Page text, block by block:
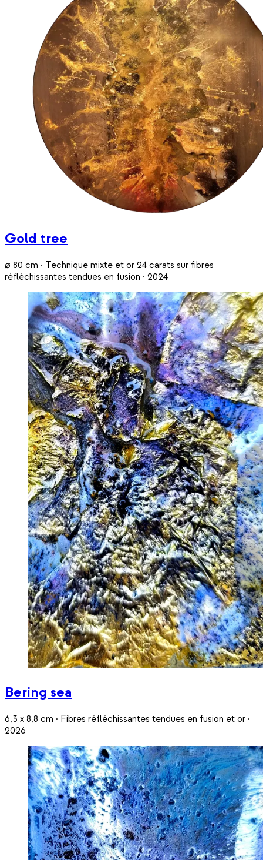
Gold tree
⌀ 80 cm · Technique mixte et or 24 carats sur fibres
réfléchissantes tendues en fusion · 2024
Bering sea
6,3 x 8,8 cm · Fibres réfléchissantes tendues en fusion et or ·
2026